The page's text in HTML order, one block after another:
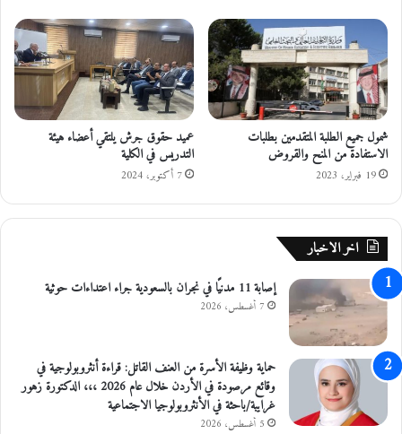
ا
ة
ف
ي
ا
ل
م
ر
ف
ع
ت
ا
ة
ا
ل
ع
ا
م
شمول جميع الطلبة المتقدمين بطلبات
الاستفادة من المنح والقروض
19 فبراير، 2023
عميد حقوق جرش يلتقي أعضاء هيئة
التدريس في الكلية
7 أكتوبر، 2024
اخر الاخبار
إصابة 11 مدنيًا في نجران بالسعودية جراء اعتداءات حوثية
7 أغسطس، 2026
حماية وظيفة الأسرة من العنف القاتل: قراءة أنثروبولوجية في
وقائع مرصودة في الأردن خلال عام 2026 ،،، الدكتورة زهور
غرايبة/باحثة في الأنثروبولوجيا الاجتماعية
5 أغسطس، 2026